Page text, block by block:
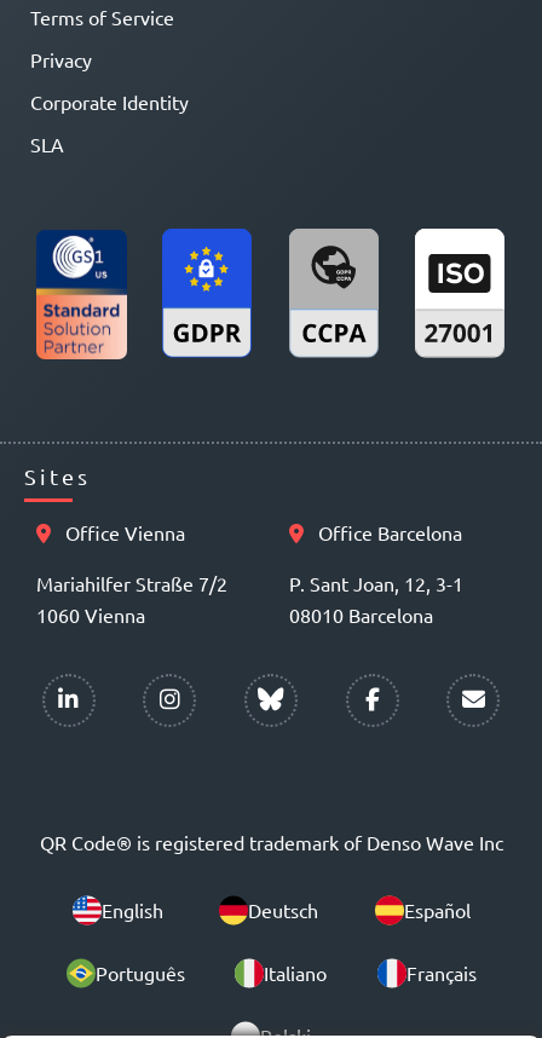
Terms of Service
Privacy
Corporate Identity
SLA
Sites
Office Vienna
Mariahilfer Straße 7/2
1060 Vienna
Office Barcelona
P. Sant Joan, 12, 3-1
08010 Barcelona
QR Code® is registered trademark of Denso Wave Inc
English Deutsch Español
Português Italiano Français